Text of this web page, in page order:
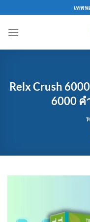
to
content
เทพ
Relx Crush
6000 ค